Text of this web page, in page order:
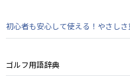
初心者も安心して使える！やさし
ゴルフ用語辞典